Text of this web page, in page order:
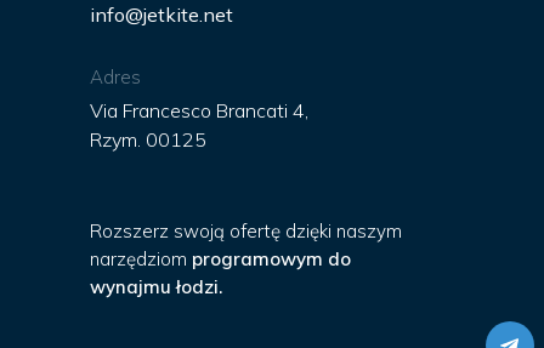
Rozszerz swoją ofertę dzięki naszym
narzędziom programowym do
wynajmu łodzi.
info@jetkite.net
Via Francesco Brancati 4,
Rzym. 00125
Adres